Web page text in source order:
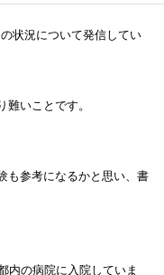
状況について発信してい
いことです。
も参考になるかと思い、書
内の病院に入院していま